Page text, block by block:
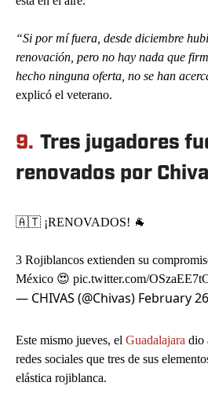
“Si por mí fuera, desde diciembre
renovación, pero no hay nada que
hecho ninguna oferta, no se han
explicó el veterano.
9. Tres jugadores
renovados por
🇦🇹 ¡RENOVADOS! 🐐
3 Rojiblancos extienden su
México 😍 pic.twitter.com/
— CHIVAS (@Chivas) February
Este mismo jueves, el Guadalajara dio
redes sociales que tres de sus
elástica rojiblanca.